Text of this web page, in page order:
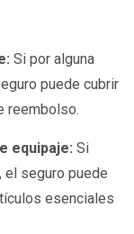
Si por alguna
puede cubrir
reembolso.
equipaje: Si
el seguro puede
esenciales